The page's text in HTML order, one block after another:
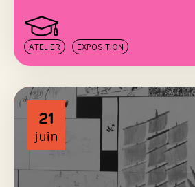
ATELIER EXPOSITION
21
juin